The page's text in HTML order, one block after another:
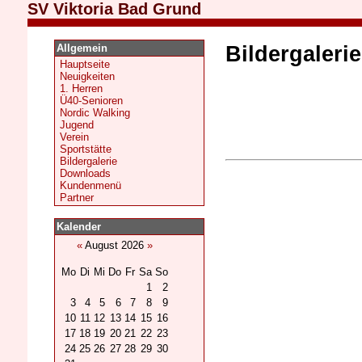
SV Viktoria Bad Grund
Allgemein
Hauptseite
Neuigkeiten
1. Herren
Ü40-Senioren
Nordic Walking
Jugend
Verein
Sportstätte
Bildergalerie
Downloads
Kundenmenü
Partner
Kalender
« August 2026 »
Mo Di Mi Do Fr Sa So
1
2
3
4 5 6 7 8
9
10 11 12 13 14 15 16
17 18 19 20 21 22 23
24 25 26 27 28 29 30
Bildergalerie